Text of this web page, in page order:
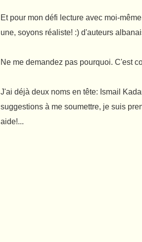
Et pour mon défi lecture avec moi-
une, soyons réaliste! :) d'auteurs
Ne me demandez pas pourquoi. C'est
J'ai déjà deux noms en tête: Ismail
suggestions à me soumettre, je suis
aide!...